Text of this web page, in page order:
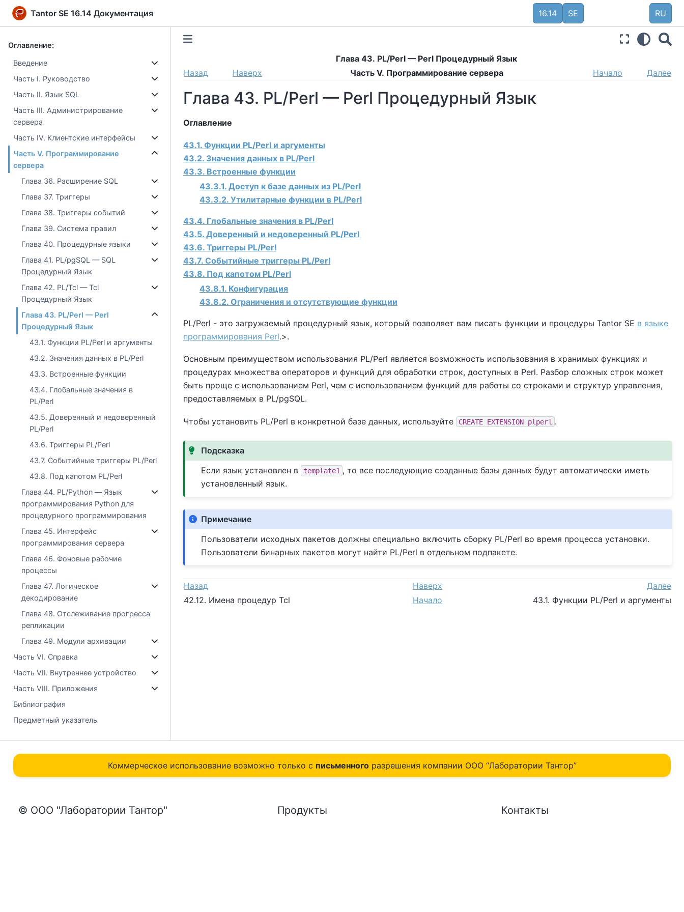
Tantor SE 16.14 Документация 16.14 SE RU
Оглавление:
Введение
Часть I. Руководство
Часть II. Язык SQL
Часть III. Администрирование
сервера
Часть IV. Клиентские интерфейсы
Часть V. Программирование
сервера
Глава 36. Расширение SQL
Глава 37. Триггеры
Глава 38. Триггеры событий
Глава 39. Система правил
Глава 40. Процедурные языки
Глава 41. PL/pgSQL — SQL
Процедурный Язык
Глава 42. PL/Tcl — Tcl
Процедурный Язык
Глава 43. PL/Perl — Perl
Процедурный Язык
43.1. Функции PL/Perl и аргументы
43.2. Значения данных в PL/Perl
43.3. Встроенные функции
43.4. Глобальные значения в
PL/Perl
43.5. Доверенный и недоверенный
PL/Perl
43.6. Триггеры PL/Perl
43.7. Событийные триггеры PL/Perl
43.8. Под капотом PL/Perl
Глава 44. PL/Python — Язык
программирования Python для
процедурного программирования
Глава 45. Интерфейс
программирования сервера
Глава 46. Фоновые рабочие
процессы
Глава 47. Логическое
декодирование
Глава 48. Отслеживание прогресса
репликации
Глава 49. Модули архивации
Часть VI. Справка
Часть VII. Внутреннее устройство
Часть VIII. Приложения
Библиография
Предметный указатель
Глава 43. PL/Perl — Perl Процедурный Язык
Назад
Наверх Часть V. Программирование сервера Начало Далее
Глава 43. PL/Perl — Perl Процедурный Язык
Оглавление
43.1. Функции PL/Perl и аргументы
43.2. Значения данных в PL/Perl
43.3. Встроенные функции
43.3.1. Доступ к базе данных из PL/Perl
43.3.2. Утилитарные функции в PL/Perl
43.4. Глобальные значения в PL/Perl
43.5. Доверенный и недоверенный PL/Perl
43.6. Триггеры PL/Perl
43.7. Событийные триггеры PL/Perl
43.8. Под капотом PL/Perl
43.8.1. Конфигурация
43.8.2. Ограничения и отсутствующие функции
PL/Perl - это загружаемый процедурный язык, который позволяет вам писать функции и процедуры Tantor SE в языке
программирования Perl.>.
Основным преимуществом использования PL/Perl является возможность использования в хранимых функциях и
процедурах множества операторов и функций для обработки строк, доступных в Perl. Разбор сложных строк может
быть проще с использованием Perl, чем с использованием функций для работы со строками и структур управления,
предоставляемых в PL/pgSQL.
Чтобы установить PL/Perl в конкретной базе данных, используйте CREATE EXTENSION plperl .
Подсказка
Если язык установлен в
template1 , то все последующие созданные базы данных будут автоматически иметь
установленный язык.
Примечание
Пользователи исходных пакетов должны специально включить сборку PL/Perl во время процесса установки.
Пользователи бинарных пакетов могут найти PL/Perl в отдельном подпакете.
Назад Наверх
Далее
42.12. Имена процедур Tcl
Начало 43.1. Функции PL/Perl и аргументы
Коммерческое использование возможно только с письменногоразрешения компании ОOO “Лаборатории Тантор”
© ООО "Лаборатории Тантор" Продукты Контакты